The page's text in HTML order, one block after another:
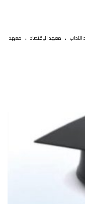
. معهد الإقتصاد . معهد